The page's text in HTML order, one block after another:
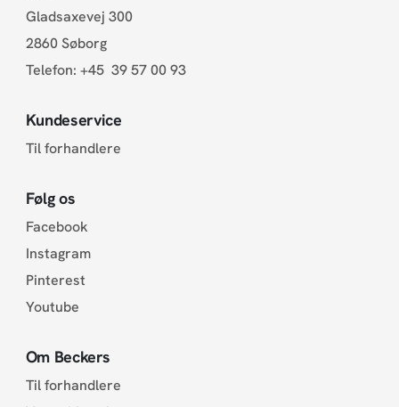
Gladsaxevej 300
2860 Søborg
Telefon: +45 39 57 00 93
Kundeservice
Til forhandlere
Følg os
Facebook
Instagram
Pinterest
Youtube
Om Beckers
Til forhandlere